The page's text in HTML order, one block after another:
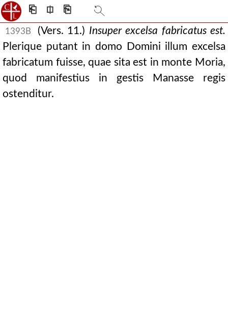
⎗ ⎅ ⎘
1393B (Vers. 11.) Insuper excelsa fabricatus est.
Plerique putant in domo Domini illum excelsa
fabricatum fuisse, quae sita est in monte Moria,
quod manifestius in gestis Manasse regis
ostenditur.